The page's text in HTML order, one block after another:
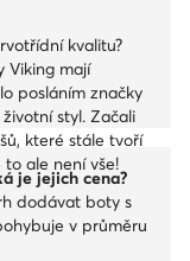
kvalitu?
Viking mají
posláním značky
styl. Začali
které stále tvoří
ale není vše!
je jejich cena?
dodávat boty s
v průměru